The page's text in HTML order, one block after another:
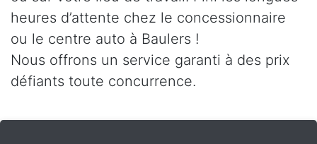
heures d’attente chez le concessionnaire
ou le centre auto à Baulers !
Nous offrons un service garanti à des prix
défiants toute concurrence.